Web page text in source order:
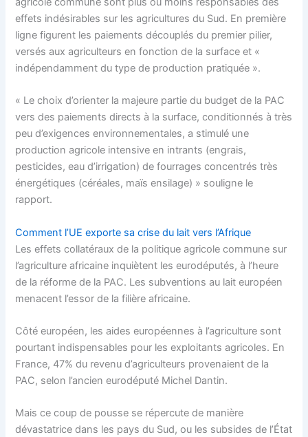
effets indésirables sur les agricultures du Sud. En première
ligne figurent les paiements découplés du premier pilier,
versés aux agriculteurs en fonction de la surface et «
indépendamment du type de production pratiquée ».
« Le choix d’orienter la majeure partie du budget de la PAC
vers des paiements directs à la surface, conditionnés à très
peu d’exigences environnementales, a stimulé une
production agricole intensive en intrants (engrais,
pesticides, eau d’irrigation) de fourrages concentrés très
énergétiques (céréales, maïs ensilage) » souligne le
rapport.
Comment l’UE exporte sa crise du lait vers l’Afrique
Les effets collatéraux de la politique agricole commune sur
l’agriculture africaine inquiètent les eurodéputés, à l’heure
de la réforme de la PAC. Les subventions au lait européen
menacent l’essor de la filière africaine.
Côté européen, les aides européennes à l’agriculture sont
pourtant indispensables pour les exploitants agricoles. En
France, 47% du revenu d’agriculteurs provenaient de la
PAC, selon l’ancien eurodéputé Michel Dantin.
Mais ce coup de pousse se répercute de manière
dévastatrice dans les pays du Sud, ou les subsides de l’État